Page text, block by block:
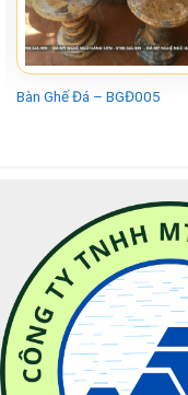
Bàn Ghế Đá – BGĐ005